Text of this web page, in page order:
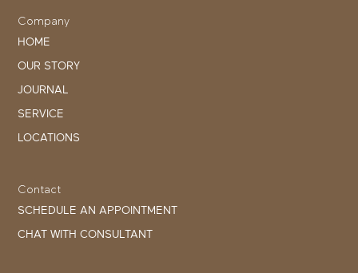
Company
HOME
OUR STORY
JOURNAL
SERVICE
LOCATIONS
Contact
SCHEDULE AN APPOINTMENT
CHAT WITH CONSULTANT